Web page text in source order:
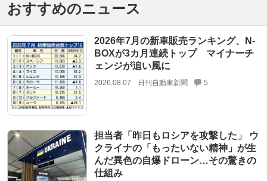
おすすめのニュース
2026年7月の新車販売ランキング、N-
BOXが3カ月連続トップ マイナーチ
ェンジが追い風に
2026.08.07 日刊自動車新聞 5
担当者「昨日もロシアを攻撃した」 ウ
クライナの「もったいない精神」が生
んだ異色の自爆ドローン…その驚きの
仕組み